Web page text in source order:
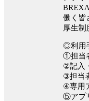
働く皆
厚生制
◎利用
①担当
②記入
③担当
④専用
⑤アプ